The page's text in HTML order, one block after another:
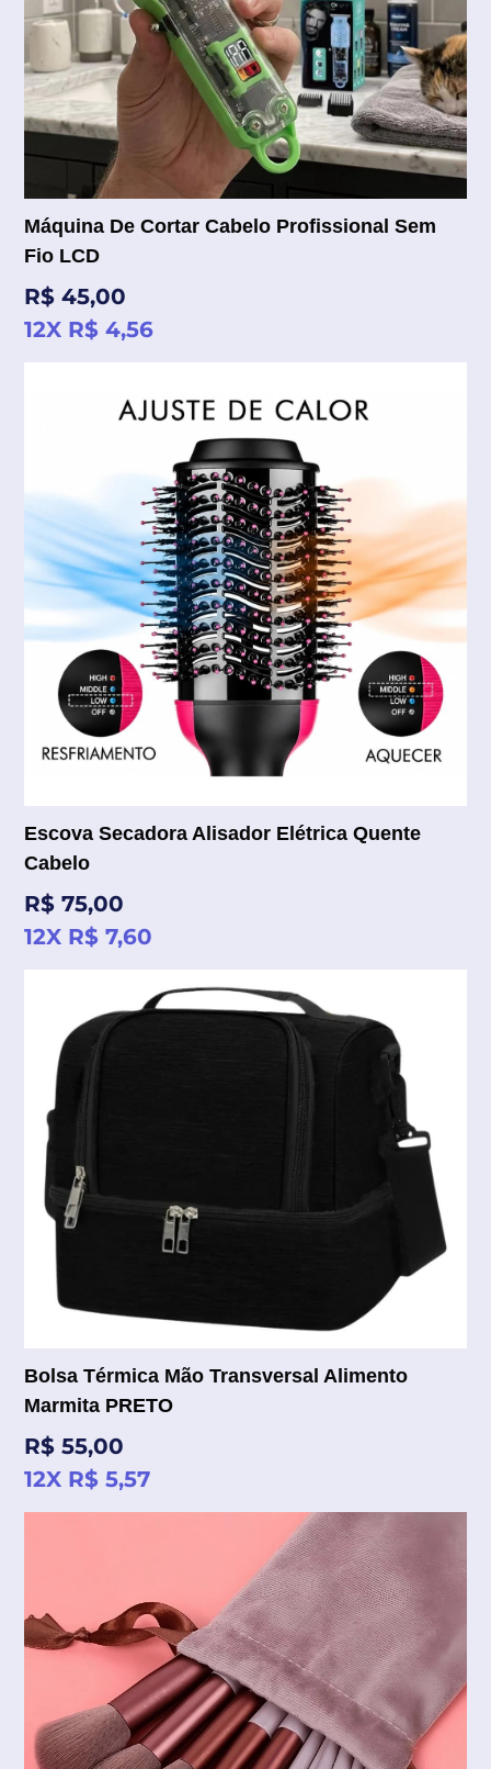
Máquina De Cortar Cabelo Profissional Sem
Fio LCD
Preço
normal
R$ 45,00
12X R$ 4,56
Escova Secadora Alisador Elétrica Quente
Cabelo
Preço
normal
R$ 75,00
12X R$ 7,60
Bolsa Térmica Mão Transversal Alimento
Marmita PRETO
Preço
normal
R$ 55,00
12X R$ 5,57